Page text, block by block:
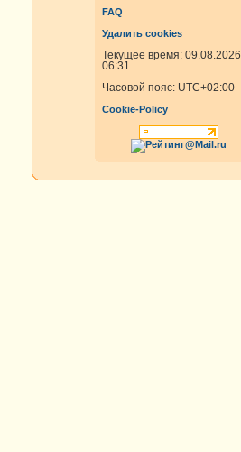
FAQ
Удалить cookies
Текущее время: 09.08.2026
06:31
Часовой пояс: UTC+02:00
Cookie-Policy